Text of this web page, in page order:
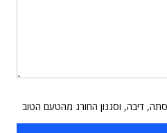
דיבה, וסגנון החורג מהטעם הטוב